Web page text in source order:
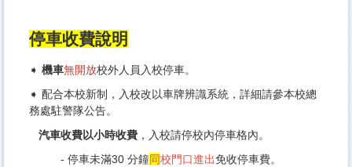
停車收費說明
➧ 機車無開放校外人員入校停車。
➧ 配合本校新制，入校改以車牌辨識系統，詳細請參本校總
務處駐警隊公告。
汽車收費以小時收費 ，入校請停校內停車格內。
- 停車未滿30 分鐘同校門口進出免收停車費。